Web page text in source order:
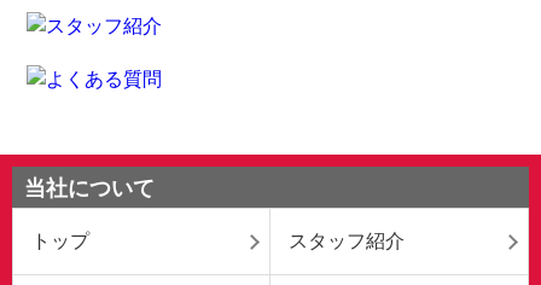
当社について
トップ スタッフ紹介